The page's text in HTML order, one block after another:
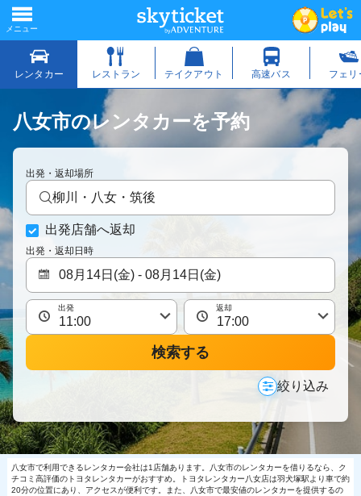
八女市のレンタカーを予約
出発・返却場所
柳川・八女・筑後
出発店舗へ返却
出発・返却日時
出発 返却
検索する
絞り込み
八女市で利用できるレンタカー会社は1店舗あります。八女市のレンタカーを借りるなら、ク
チコミ高評価のトヨタレンタカーがおすすめ。トヨタレンタカー八女店は羽犬塚駅より車で約
20分の位置にあり、アクセスが便利です。また、八女市で最安値のレンタカーを提供するの